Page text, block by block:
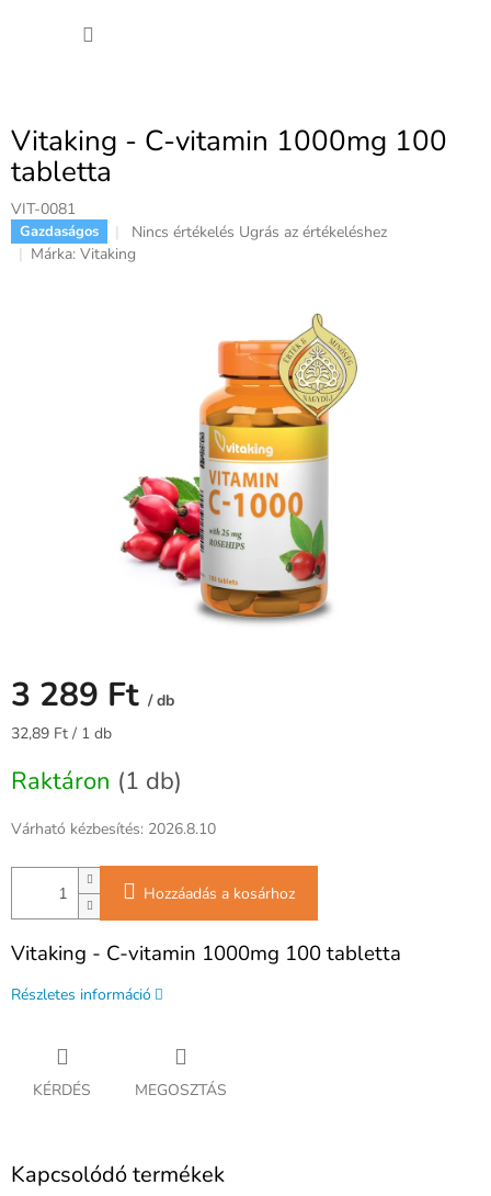
Vitaking - C-vitamin 1000mg 100
tabletta
VIT-0081
Gazdaságos
A
termék
Nincs értékelés Ugrás az értékeléshez
Márka: Vitaking
3 289 Ft / db
Egységár:
32,89 Ft / 1 db
Raktáron (1 db)
Várható kézbesítés: 2026.8.10
Hozzáadás a kosárhoz
Vitaking - C-vitamin 1000mg 100 tabletta
Részletes információ
KÉRDÉS MEGOSZTÁS
Kapcsolódó termékek